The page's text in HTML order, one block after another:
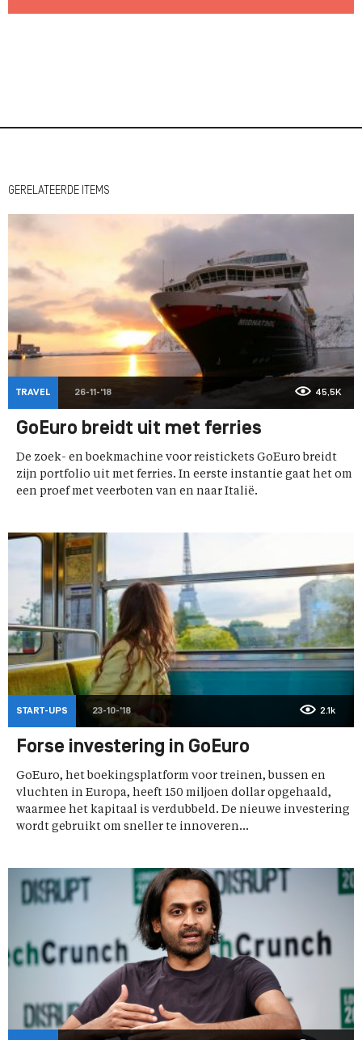
GERELATEERDE ITEMS
TRAVEL 26-11-'18 45,5K
GoEuro breidt uit met ferries
De zoek- en boekmachine voor reistickets GoEuro breidt
zijn portfolio uit met ferries. In eerste instantie gaat het om
een proef met veerboten van en naar Italië.
START-UPS 23-10-'18 2.1k
Forse investering in GoEuro
GoEuro, het boekingsplatform voor treinen, bussen en
vluchten in Europa, heeft 150 miljoen dollar opgehaald,
waarmee het kapitaal is verdubbeld. De nieuwe investering
wordt gebruikt om sneller te innoveren...